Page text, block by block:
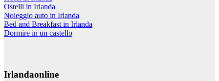
Ostelli in Irlanda
Noleggio auto in Irlanda
Bed and Breakfast in Irlanda
Dormire in un castello
Irlandaonline